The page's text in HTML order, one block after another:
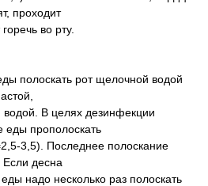
проходит
во рту.
полоскать рот щелочной водой
В целях дезинфекции
еды прополоскать
3,5). Последнее полоскание
десна
надо несколько раз полоскать